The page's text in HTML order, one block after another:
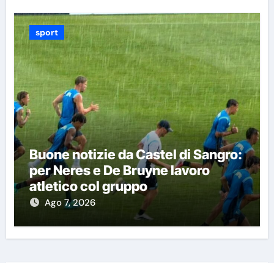
sport
Buone notizie da Castel di Sangro:
per Neres e De Bruyne lavoro
atletico col gruppo
Ago 7, 2026